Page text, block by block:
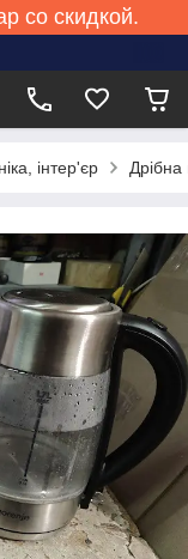
со скидкой.
інтер'єр Дрібна